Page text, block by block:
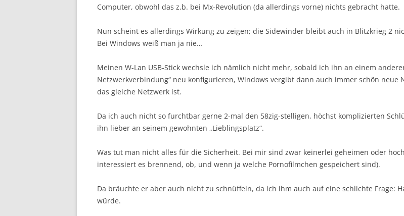
Computer, obwohl das z.b. bei Mx-Revolution (da allerdings vorne) nichts gebracht hatte.
Nun scheint es allerdings Wirkung zu zeigen; die Sidewinder bleibt auch in Blitzkrieg 2
Bei Windows weiß man ja nie…
Meinen W-Lan USB-Stick wechsle ich nämlich nicht mehr, sobald ich ihn an einem
Netzwerkverbindung“ neu konfigurieren, Windows vergibt dann auch immer schön
das gleiche Netzwerk ist.
Da ich auch nicht so furchtbar gerne 2-mal den 58zig-stelligen, höchst komplizierten
ihn lieber an seinem gewohnten „Lieblingsplatz“.
Was tut man nicht alles für die Sicherheit. Bei mir sind zwar keinerlei geheimen oder
interessiert es brennend, ob, und wenn ja welche Pornofilmchen gespeichert sind).
Da bräuchte er aber auch nicht zu schnüffeln, da ich ihm auch auf eine schlichte Frage:
würde.